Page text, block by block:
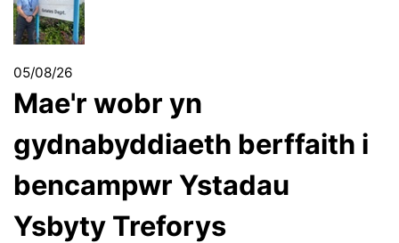
05/08/26
Mae'r wobr yn
gydnabyddiaeth berffaith i
bencampwr Ystadau
Ysbyty Treforys